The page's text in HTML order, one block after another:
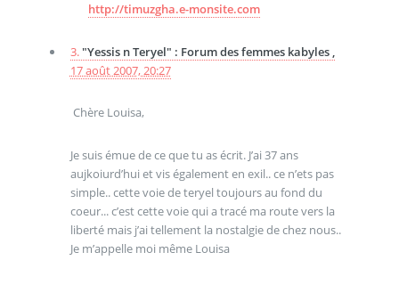
http://timuzgha.e-monsite.com
3. "Yessis n Teryel" : Forum des femmes kabyles ,
17 août 2007, 20:27
Chère Louisa,
Je suis émue de ce que tu as écrit. J’ai 37 ans
aujkoiurd’hui et vis également en exil.. ce n’ets pas
simple.. cette voie de teryel toujours au fond du
coeur... c’est cette voie qui a tracé ma route vers la
liberté mais j’ai tellement la nostalgie de chez nous..
Je m’appelle moi même Louisa